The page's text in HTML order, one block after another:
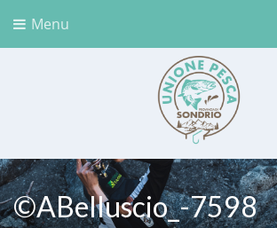
Menu
Unione Pesca Sondrio
©ABelluscio_-7598